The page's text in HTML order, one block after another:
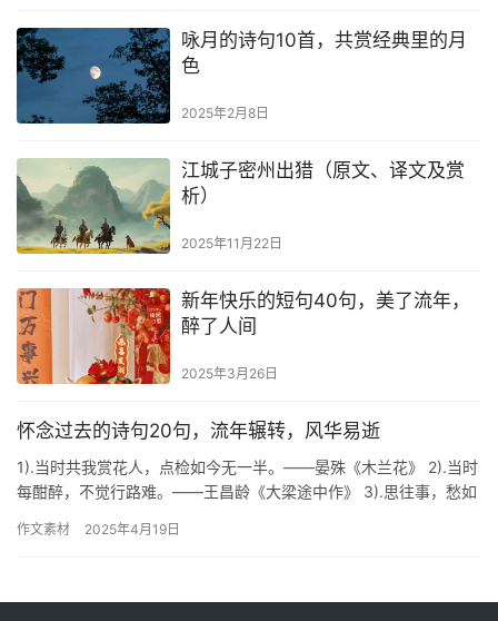
咏月的诗句10首，共赏经典里的月
色
2025年2月8日
江城子密州出猎（原文、译文及赏
析）
2025年11月22日
新年快乐的短句40句，美了流年，
醉了人间
2025年3月26日
怀念过去的诗句20句，流年辗转，风华易逝
1).当时共我赏花人，点检如今无一半。——晏殊《木兰花》 2).当时
每酣醉，不觉行路难。——王昌龄《大梁途中作》 3).思往事，愁如
作文素材 2025年4月19日